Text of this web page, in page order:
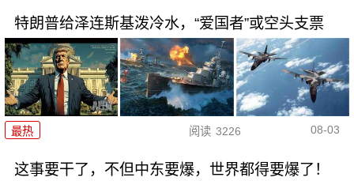
特朗普给泽连斯基泼冷水，“爱国者”或空头支票
最热 阅读 3226 08-03
这事要干了，不但中东要爆，世界都得要爆了！